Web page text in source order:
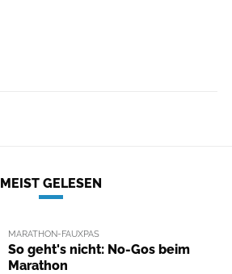
MEIST GELESEN
MARATHON-FAUXPAS
So geht's nicht: No-Gos beim
Marathon